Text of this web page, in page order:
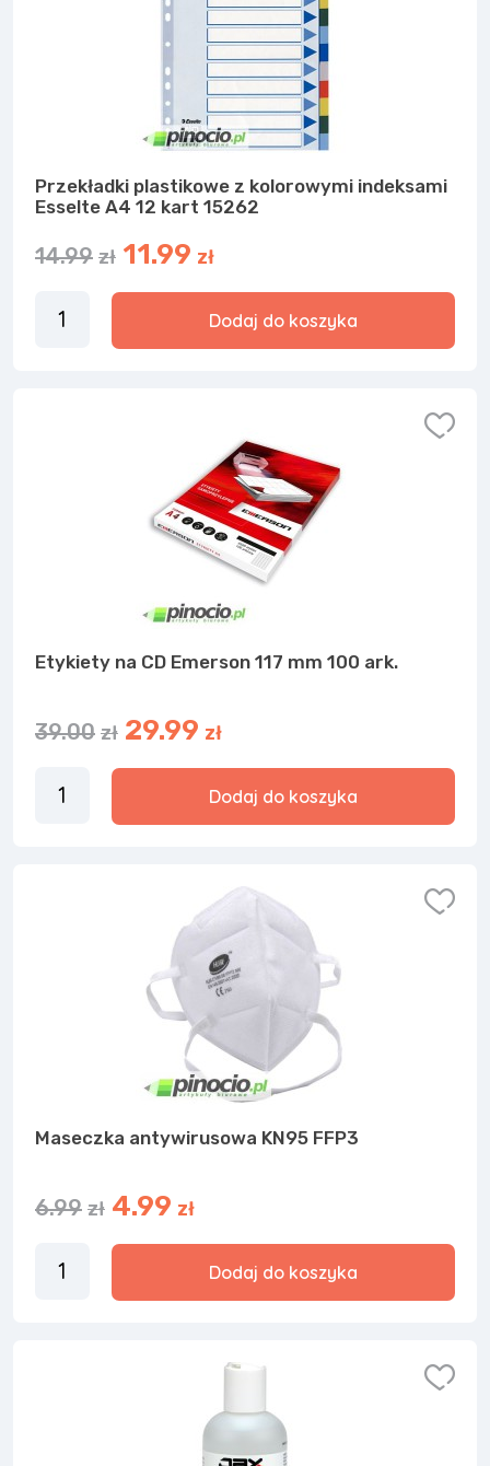
Przekładki plastikowe z kolorowymi indeksami
Esselte A4 12 kart 15262
14.99 zł 11.99 zł
Dodaj do koszyka
Etykiety na CD Emerson 117 mm 100 ark.
39.00 zł 29.99 zł
Dodaj do koszyka
Maseczka antywirusowa KN95 FFP3
6.99 zł 4.99 zł
Dodaj do koszyka